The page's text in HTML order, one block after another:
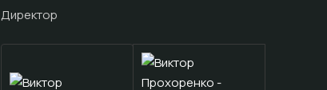
Директор